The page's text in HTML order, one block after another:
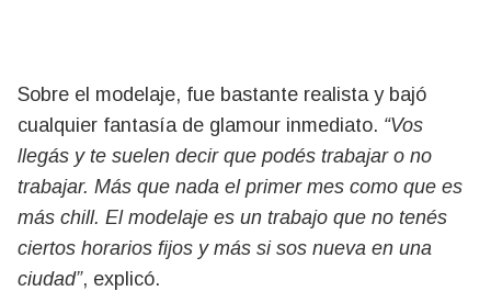
Sobre el modelaje, fue bastante realista y bajó
cualquier fantasía de glamour inmediato. “Vos
llegás y te suelen decir que podés trabajar o no
trabajar. Más que nada el primer mes como que es
más chill. El modelaje es un trabajo que no tenés
ciertos horarios fijos y más si sos nueva en una
ciudad”, explicó.